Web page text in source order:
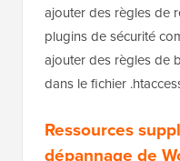
ajouter des règles de
plugins de sécurité
ajouter des règles de
dans le fichier
Ressources
dépannage de